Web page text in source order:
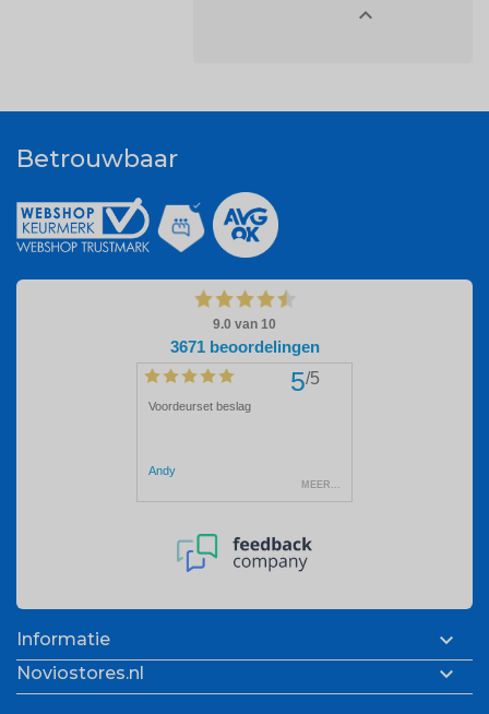

Betrouwbaar
Informatie 
Noviostores.nl 